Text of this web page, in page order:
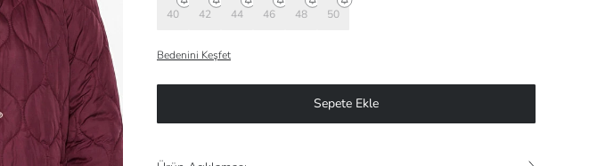
40 42 44 46 48 50
Bedenini Keşfet
Sepete Ekle